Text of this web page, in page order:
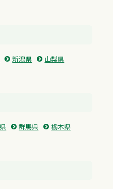
新潟県
山梨県
群馬県
栃木県